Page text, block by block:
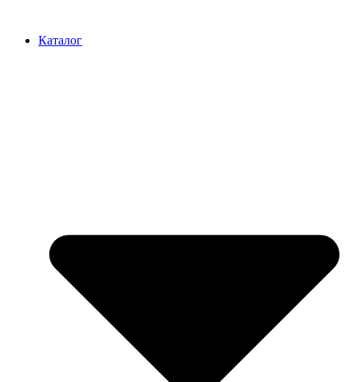
содержимому
Каталог